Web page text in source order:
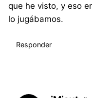
que he visto, y eso
lo jugábamos.
Responder